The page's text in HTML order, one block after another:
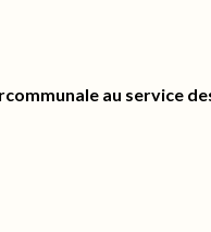
au service